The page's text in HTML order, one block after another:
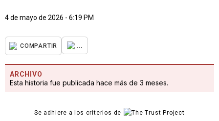
4 de mayo de 2026 - 6:19 PM
COMPARTIR ...
ARCHIVO
Esta historia fue publicada hace más de 3 meses.
Se adhiere a los criterios de